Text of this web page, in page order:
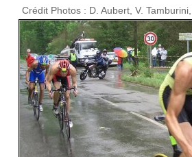
Crédit Photos : D. Aubert, V.